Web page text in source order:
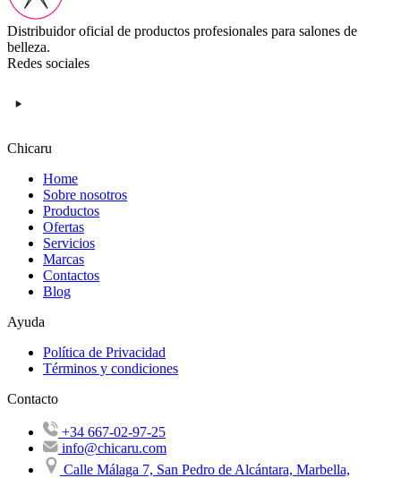
Distribuidor oficial de productos profesionales para salones de
belleza.
Redes sociales
Chicaru
Home
Sobre nosotros
Productos
Ofertas
Servicios
Marcas
Contactos
Blog
Ayuda
Política de Privacidad
Términos y condiciones
Contacto
+34 667-02-97-25
info@chicaru.com
Calle Málaga 7, San Pedro de Alcántara, Marbella,